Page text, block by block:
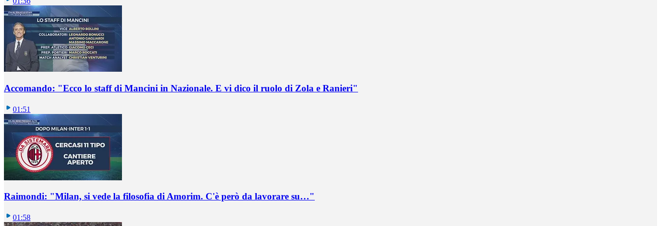
Accomando: "Ecco lo staff di Mancini in Nazionale. E vi dico il ruolo di Zola e Ranieri"
01:51
Raimondi: "Milan, si vede la filosofia di Amorim. C'è però da lavorare su…"
01:58